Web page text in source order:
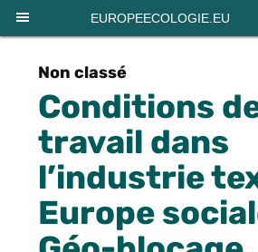
EUROPEECOLOGIE.EU
Non classé
Conditions
travail dans
l’industrie
Europe